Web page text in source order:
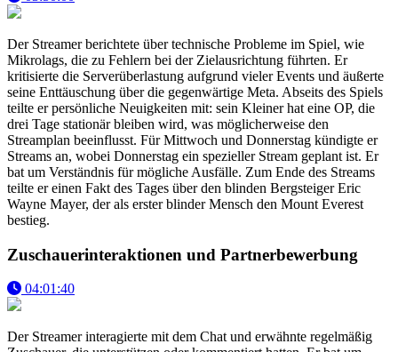
Der Streamer berichtete über technische Probleme im Spiel, wie
Mikrolags, die zu Fehlern bei der Zielausrichtung führten. Er
kritisierte die Serverüberlastung aufgrund vieler Events und äußerte
seine Enttäuschung über die gegenwärtige Meta. Abseits des Spiels
teilte er persönliche Neuigkeiten mit: sein Kleiner hat eine OP, die
drei Tage stationär bleiben wird, was möglicherweise den
Streamplan beeinflusst. Für Mittwoch und Donnerstag kündigte er
Streams an, wobei Donnerstag ein spezieller Stream geplant ist. Er
bat um Verständnis für mögliche Ausfälle. Zum Ende des Streams
teilte er einen Fakt des Tages über den blinden Bergsteiger Eric
Wayne Mayer, der als erster blinder Mensch den Mount Everest
bestieg.
Zuschauerinteraktionen und Partnerbewerbung
04:01:40
Der Streamer interagierte mit dem Chat und erwähnte regelmäßig